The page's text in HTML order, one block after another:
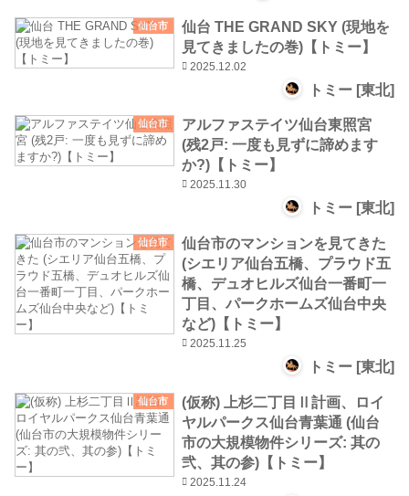
仙台市
仙台 THE GRAND SKY (現地を
見てきましたの巻)【トミー】
2025.12.02
トミー [東北]
仙台市
アルファステイツ仙台東照宮
(残2戸: 一度も見ずに諦めます
か?)【トミー】
2025.11.30
トミー [東北]
仙台市
仙台市のマンションを見てきた
(シエリア仙台五橋、プラウド五
橋、デュオヒルズ仙台一番町一
丁目、パークホームズ仙台中央
など)【トミー】
2025.11.25
トミー [東北]
仙台市
(仮称) 上杉二丁目Ⅱ計画、ロイ
ヤルパークス仙台青葉通 (仙台
市の大規模物件シリーズ: 其の
弐、其の参)【トミー】
2025.11.24